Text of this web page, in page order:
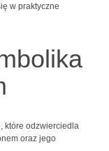
w praktyczne
które odzwierciedla
oraz jego